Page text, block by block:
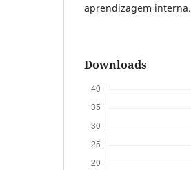
aprendizagem interna.
Downloads